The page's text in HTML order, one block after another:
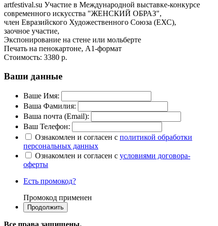
artfestival.su Участие в Международной выставке-конкурсе
современного искусства "ЖЕНСКИЙ ОБРАЗ",
член Евразийского Художественного Союза (ЕХС),
заочное участие,
Экспонирование на стене или мольберте
Печать на пенокартоне, А1-формат
Стоимость: 3380 р.
Ваши данные
Ваше Имя:
Ваша Фамилия:
Ваша почта (Email):
Ваш Телефон:
Ознакомлен и согласен с политикой обработки
персональных данных
Ознакомлен и согласен с условиями договора-
оферты
Есть промокод?
Промокод применен
Все права защищены.